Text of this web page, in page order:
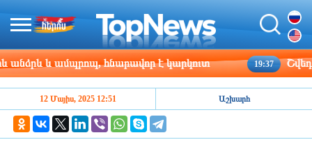
և ամպրոպ, հնարավոր է կարկուտ 19:37
12 Մայիս, 2025 12:51 Աշխարհ